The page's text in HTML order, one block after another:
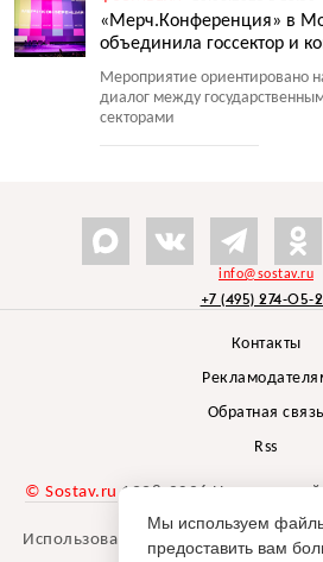
«Мерч.Конференция» в
объединила госсектор и
Мероприятие ориентировано
диалог между
секторами
info@sostav.ru
+7 (495) 274-05-
Контакты
Обратная связь
Rss
© Sostav.ru 1998-2026
агентства
Использование материалов
Мы используем
предоставить вам